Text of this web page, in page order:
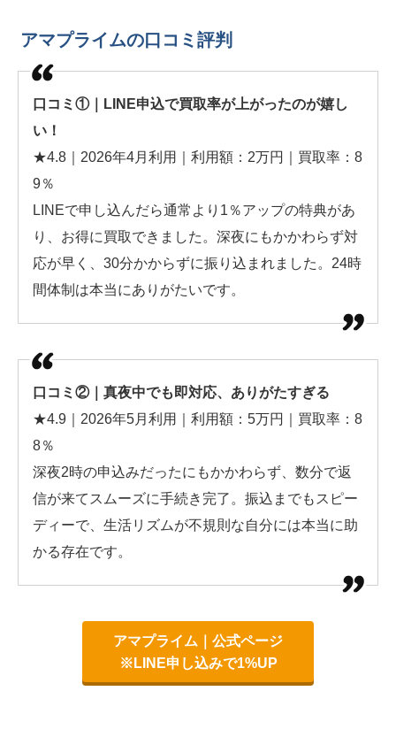
アマプライムの口コミ評判
口コミ①｜LINE申込で買取率が上がったのが嬉し
い！
★4.8｜2026年4月利用｜利用額：2万円｜買取率：8
9％
LINEで申し込んだら通常より1％アップの特典があ
り、お得に買取できました。深夜にもかかわらず対
応が早く、30分かからずに振り込まれました。24時
間体制は本当にありがたいです。
口コミ②｜真夜中でも即対応、ありがたすぎる
★4.9｜2026年5月利用｜利用額：5万円｜買取率：8
8％
深夜2時の申込みだったにもかかわらず、数分で返
信が来てスムーズに手続き完了。振込までもスピー
ディーで、生活リズムが不規則な自分には本当に助
かる存在です。
アマプライム｜公式ページ
※LINE申し込みで1%UP